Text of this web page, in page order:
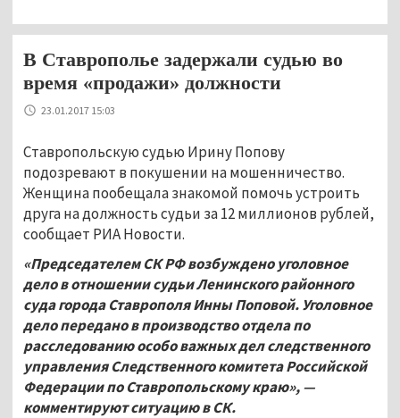
В Ставрополье задержали судью во
время «продажи» должности
23.01.2017 15:03
Ставропольскую судью Ирину Попову
подозревают в покушении на мошенничество.
Женщина пообещала знакомой помочь устроить
друга на должность судьи за 12 миллионов рублей,
сообщает РИА Новости.
«Председателем СК РФ возбуждено уголовное
дело в отношении судьи Ленинского районного
суда города Ставрополя Инны Поповой. Уголовное
дело передано в производство отдела по
расследованию особо важных дел следственного
управления Следственного комитета Российской
Федерации по Ставропольскому краю», —
комментируют ситуацию в СК.